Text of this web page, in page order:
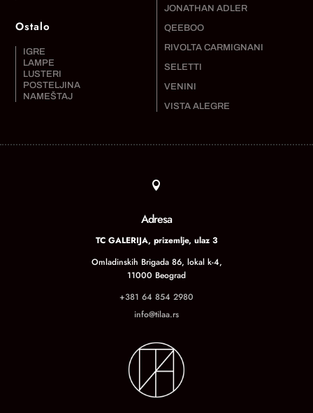
Ostalo
IGRE
LAMPE
LUSTERI
POSTELJINA
NAMEŠTAJ
JONATHAN ADLER
QEEBOO
RIVOLTA CARMIGNANI
SELETTI
VENINI
VISTA ALEGRE

Adresa
TC GALERIJA, prizemlje, ulaz 3
Omladinskih Brigada 86, lokal k-4,
11000 Beograd
+381 64 854 2980
info@tilaa.rs